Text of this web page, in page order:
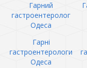
Гарний
гастроентеролог
Одеса
Гарні
гастроентерологи
Одеса